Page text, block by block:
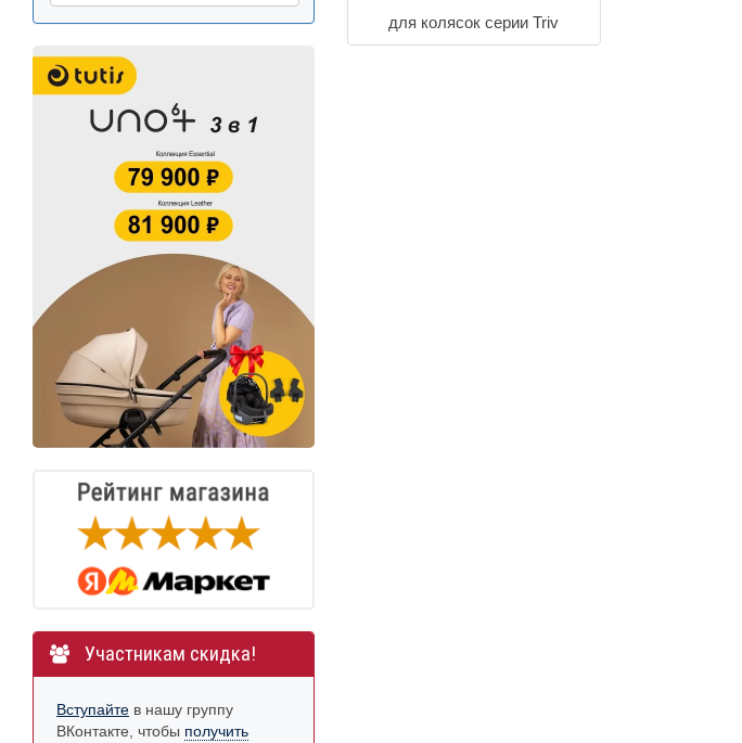
для колясок серии Triv
Участникам скидка!
Вступайте в нашу группу
ВКонтакте, чтобы получить